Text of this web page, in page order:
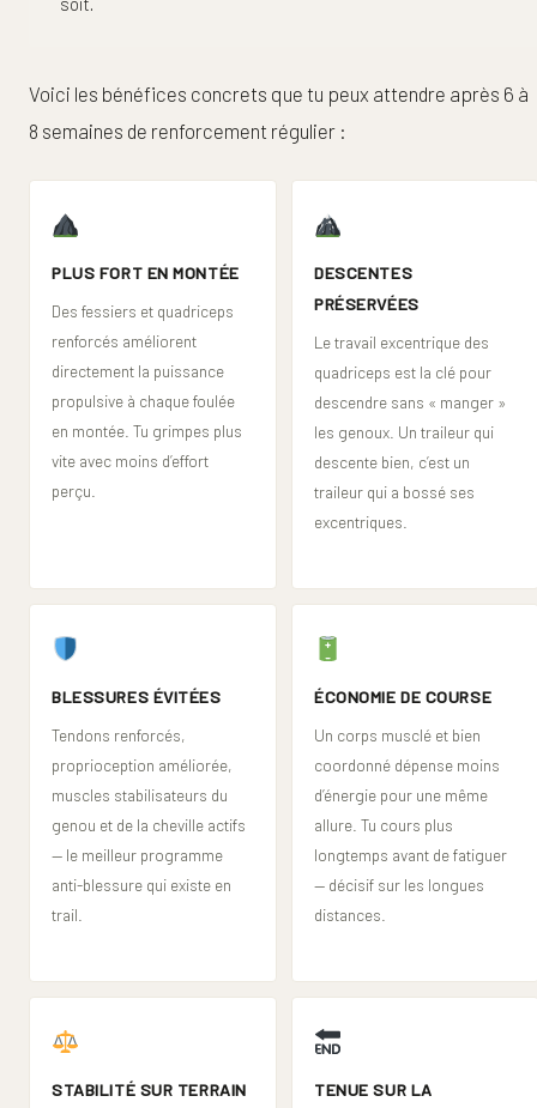
Voici les bénéfices concrets que tu peux attendre après 6 à
8 semaines de renforcement régulier :
PLUS FORT EN MONTÉE
Des fessiers et quadriceps
renforcés améliorent
directement la puissance
propulsive à chaque foulée
en montée. Tu grimpes plus
vite avec moins d’effort
perçu.
DESCENTES
PRÉSERVÉES
Le travail excentrique des
quadriceps est la clé pour
descendre sans « manger »
les genoux. Un traileur qui
descente bien, c’est un
traileur qui a bossé ses
excentriques.
BLESSURES ÉVITÉES
Tendons renforcés,
proprioception améliorée,
muscles stabilisateurs du
genou et de la cheville actifs
— le meilleur programme
anti-blessure qui existe en
trail.
ÉCONOMIE DE COURSE
Un corps musclé et bien
coordonné dépense moins
d’énergie pour une même
allure. Tu cours plus
longtemps avant de fatiguer
— décisif sur les longues
distances.
STABILITÉ SUR TERRAIN
TENUE SUR LA